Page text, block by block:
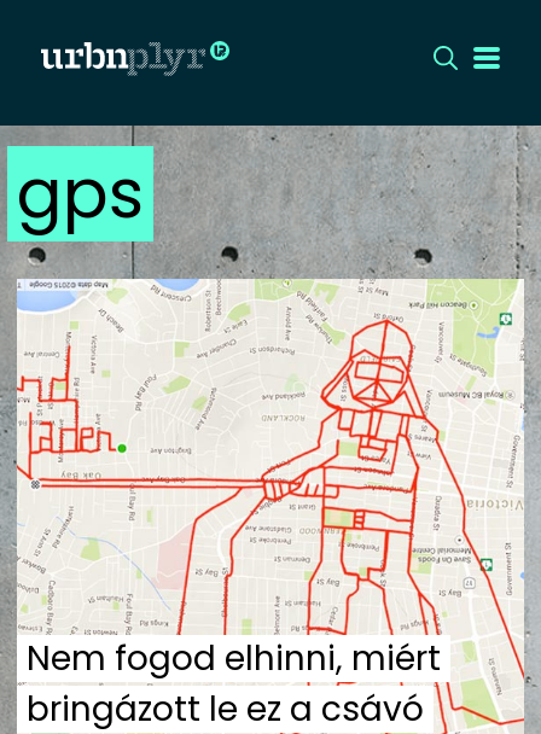
CÍMLAP
DIZÁJN
DIVAT
HIP
KULT
UTCA
ZENE
MÉDIAAJÁNLAT
IMPRESSZUM
PR-ARCHÍVUM
ADATKEZELÉSI TÁJÉKOZTATÓ
gps
Nem fogod elhinni, miért
bringázott le ez a csávó